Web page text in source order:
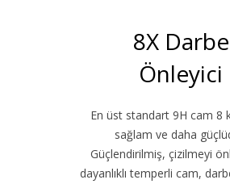
8X Darbe
Önleyici
En üst standart 9H cam 8
sağlam ve daha
Güçlendirilmiş, çizilmeyi
dayanlıklı temperli cam,